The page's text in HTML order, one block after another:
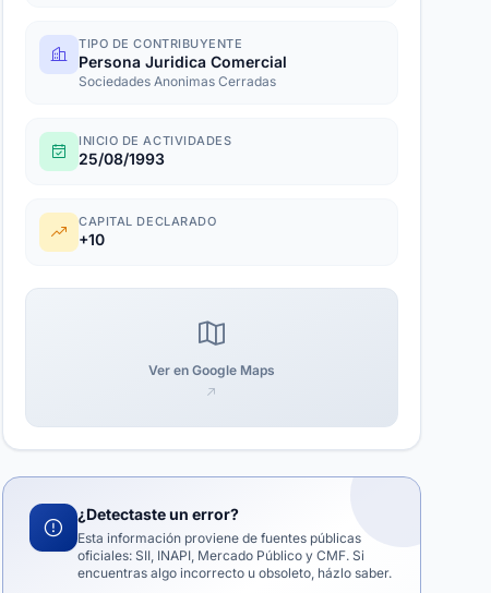
TIPO DE CONTRIBUYENTE
Persona Juridica Comercial
Sociedades Anonimas Cerradas
INICIO DE ACTIVIDADES
25/08/1993
CAPITAL DECLARADO
+10
Ver en Google Maps
¿Detectaste un error?
Esta información proviene de fuentes públicas
oficiales: SII, INAPI, Mercado Público y CMF. Si
encuentras algo incorrecto u obsoleto, házlo saber.